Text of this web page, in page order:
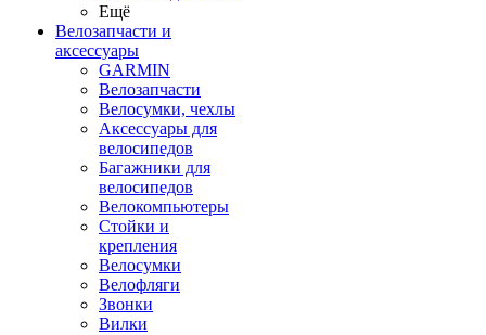
Ещё
Велозапчасти и
аксессуары
GARMIN
Велозапчасти
Велосумки, чехлы
Аксессуары для
велосипедов
Багажники для
велосипедов
Велокомпьютеры
Стойки и
крепления
Велосумки
Велофляги
Звонки
Вилки